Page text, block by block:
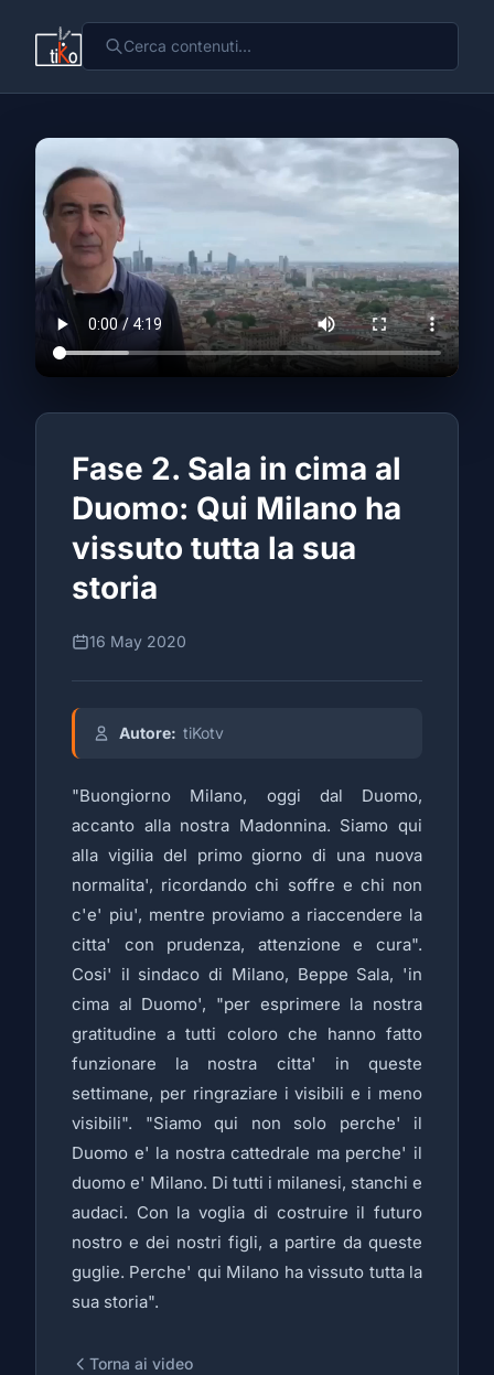
Fase 2. Sala in cima al
Duomo: Qui Milano ha
vissuto tutta la sua
storia
16 May 2020
Autore: tiKotv
"Buongiorno Milano, oggi dal Duomo,
accanto alla nostra Madonnina. Siamo qui
alla vigilia del primo giorno di una nuova
normalita', ricordando chi soffre e chi non
c'e' piu', mentre proviamo a riaccendere la
citta' con prudenza, attenzione e cura".
Cosi' il sindaco di Milano, Beppe Sala, 'in
cima al Duomo', "per esprimere la nostra
gratitudine a tutti coloro che hanno fatto
funzionare la nostra citta' in queste
settimane, per ringraziare i visibili e i meno
visibili". "Siamo qui non solo perche' il
Duomo e' la nostra cattedrale ma perche' il
duomo e' Milano. Di tutti i milanesi, stanchi e
audaci. Con la voglia di costruire il futuro
nostro e dei nostri figli, a partire da queste
guglie. Perche' qui Milano ha vissuto tutta la
sua storia".
Torna ai video